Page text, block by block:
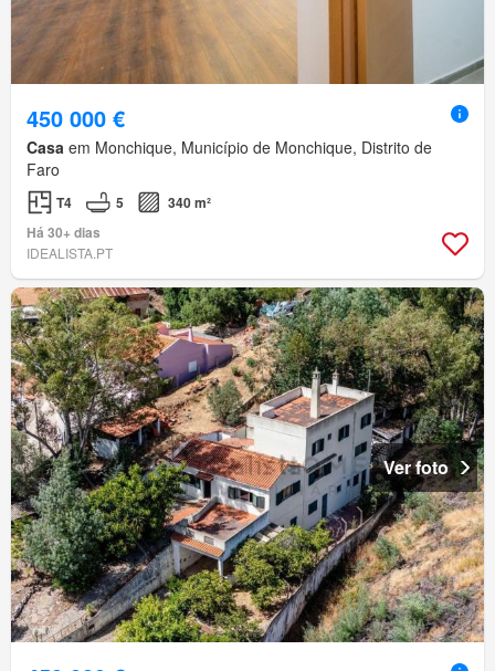
450 000 €
Casa em Monchique, Município de Monchique, Distrito de
Faro
T4 5
340 m²
Há 30+ dias
IDEALISTA.PT
Ver foto